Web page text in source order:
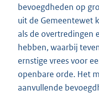
bevoegdheden op
uit de Gemeentewet
als de overtredingen
hebben, waarbij
ernstige vrees voor
openbare orde. Het
aanvullende